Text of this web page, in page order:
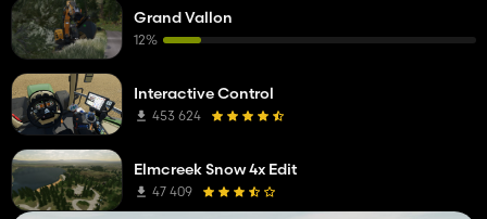
Grand Vallon
12%
Interactive Control
453 624
Elmcreek Snow 4x Edit
47 409